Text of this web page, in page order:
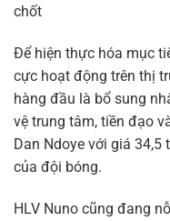
chốt
Để hiện thực hóa mục
cực hoạt động trên thị
hàng đầu là bổ sung
vệ trung tâm, tiền đạo
Dan Ndoye với giá
của đội bóng.
HLV Nuno cũng đang